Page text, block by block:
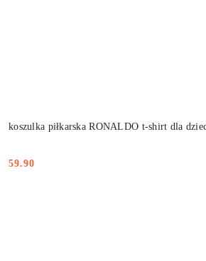
koszulka piłkarska RONALDO t-shirt dla
Cena:
59.90